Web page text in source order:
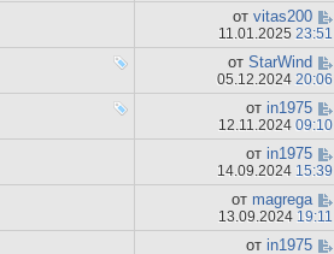
от vitas200
11.01.2025 23:51
от StarWind
05.12.2024 20:06
от in1975
12.11.2024 09:10
от in1975
14.09.2024 15:39
от magrega
13.09.2024 19:11
от in1975